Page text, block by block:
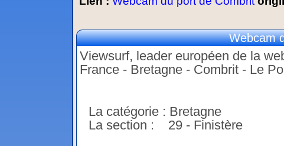
Webcam
Viewsurf, leader européen de la
France - Bretagne - Combrit - Le
La catégorie : Bretagne
La section : 29 - Finistère